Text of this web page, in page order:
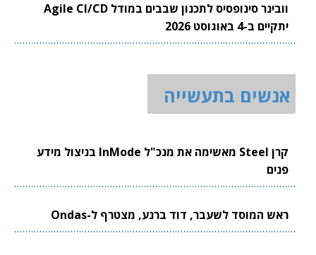
וובינר סינופסיס לתכנון שבבים במודל Agile CI/CD
יתקיים ב-4 באוגוסט 2026
אנשים בתעשייה
קרן Steel מאשימה את מנכ"ל InMode בניצול מידע
פנים
ראש המוסד לשעבר, דוד ברנע, מצטרף ל-Ondas